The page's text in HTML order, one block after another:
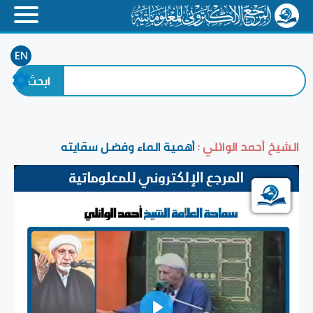
EN
الشيخ أحمد الوائلي :أهمية الماء وفضل سقايته